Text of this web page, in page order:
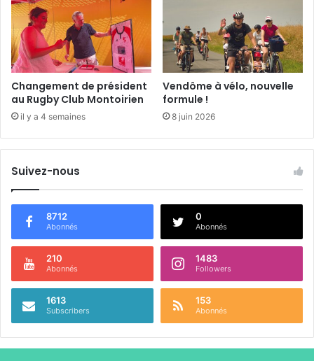
u
e
!
Changement de président
au Rugby Club Montoirien
il y a 4 semaines
Vendôme à vélo, nouvelle
formule !
8 juin 2026
Suivez-nous
8712
Abonnés
0
Abonnés
210
Abonnés
1483
Followers
1613
Subscribers
153
Abonnés